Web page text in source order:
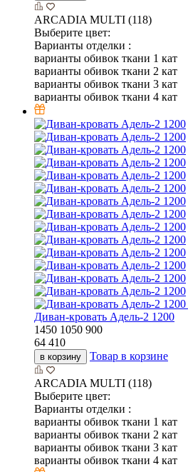
ARCADIA MULTI (118)
Выберите цвет:
Варианты отделки :
варианты обивок ткани 1 кат
варианты обивок ткани 2 кат
варианты обивок ткани 3 кат
варианты обивок ткани 4 кат
Диван-кровать Адель-2 1200
1450 1050 900
64 410
в корзину Товар в корзине
ARCADIA MULTI (118)
Выберите цвет:
Варианты отделки :
варианты обивок ткани 1 кат
варианты обивок ткани 2 кат
варианты обивок ткани 3 кат
варианты обивок ткани 4 кат